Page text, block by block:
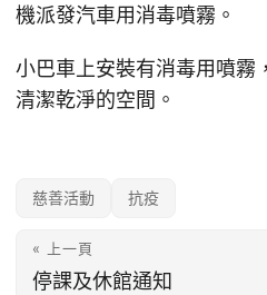
機派發汽車用消毒噴霧。
小巴車上安裝有消毒用噴霧
清潔乾淨的空間。
慈善活動 抗疫
« 上一頁
停課及休館通知